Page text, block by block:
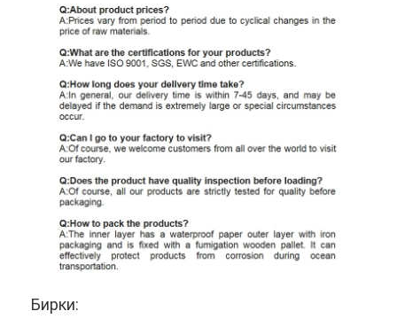
Бирки: